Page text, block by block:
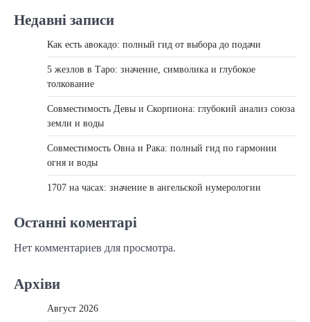
Недавні записи
Как есть авокадо: полный гид от выбора до подачи
5 жезлов в Таро: значение, символика и глубокое
толкование
Совместимость Девы и Скорпиона: глубокий анализ союза
земли и воды
Совместимость Овна и Рака: полный гид по гармонии
огня и воды
1707 на часах: значение в ангельской нумерологии
Останні коментарі
Нет комментариев для просмотра.
Архіви
Август 2026